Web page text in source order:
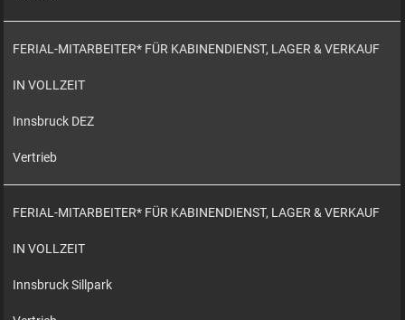
FERIAL-MITARBEITER* FÜR KABINENDIENST, LAGER & VERKAUF
IN VOLLZEIT
Innsbruck DEZ
Vertrieb
FERIAL-MITARBEITER* FÜR KABINENDIENST, LAGER & VERKAUF
IN VOLLZEIT
Innsbruck Sillpark